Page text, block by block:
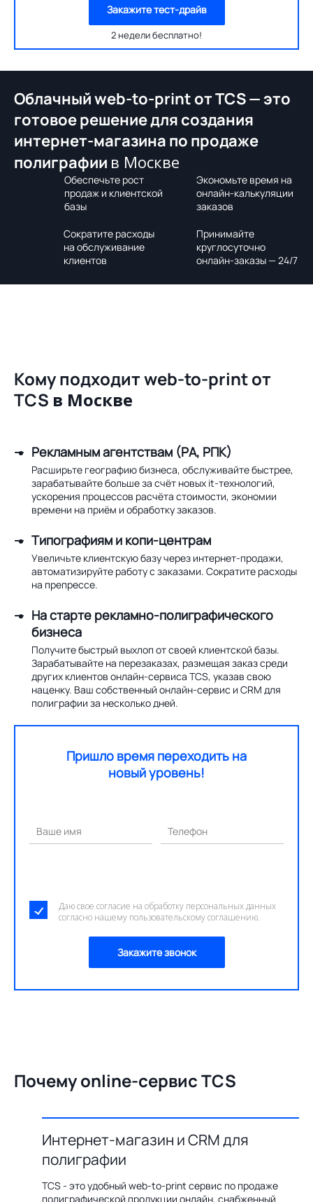
Закажите тест-драйв
2 недели бесплатно!
Облачный web-to-print от TCS — это
готовое решение для создания
интернет-магазина по продаже
полиграфии в Москве
Обеспечьте рост
продаж и клиентской
базы
Экономьте время на
онлайн-калькуляции
заказов
Сократите расходы
на обслуживание
клиентов
Принимайте
круглосуточно
онлайн-заказы — 24/7
Кому подходит web-to-print от
TCS в Москве
Рекламным агентствам (РА, РПК)
Расширьте географию бизнеса, обслуживайте быстрее,
зарабатывайте больше за счёт новых it-технологий,
ускорения процессов расчёта стоимости, экономии
времени на приём и обработку заказов.
Типографиям и копи-центрам
Увеличьте клиентскую базу через интернет-продажи,
автоматизируйте работу с заказами. Сократите расходы
на препрессе.
На старте рекламно-полиграфического
бизнеса
Получите быстрый выхлоп от своей клиентской базы.
Зарабатывайте на перезаказах, размещая заказ среди
других клиентов онлайн-сервиса TCS, указав свою
наценку. Ваш собственный онлайн-сервис и CRM для
полиграфии за несколько дней.
Пришло время переходить на
новый уровень!
Ваше имя Телефон
Даю свое согласие на обработку персональных данных
согласно нашему пользовательскому соглашению.
Закажите звонок
Почему online-сервис TCS
Интернет-магазин и CRM для
полиграфии
TCS - это удобный web-to-print сервис по продаже
полиграфической продукции онлайн, снабженный